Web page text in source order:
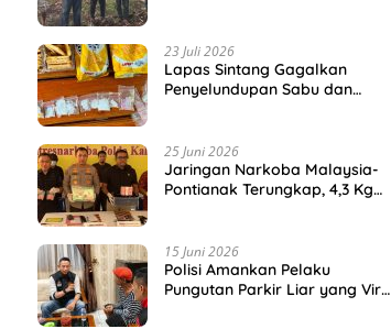
23 Juli 2026
Lapas Sintang Gagalkan
Penyelundupan Sabu dan
25 Juni 2026
Jaringan Narkoba Malaysia-
Pontianak Terungkap, 4,3 Kg
15 Juni 2026
Polisi Amankan Pelaku
Pungutan Parkir Liar yang Viral